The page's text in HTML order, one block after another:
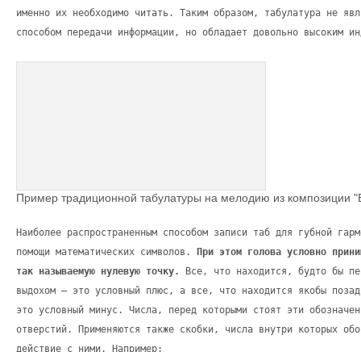
именно их необходимо читать. Таким образом, табулатура не
способом передачи информации, но обладает довольно высоким
Пример традиционной табулатуры на мелодию из композиции
Наиболее распространенным способом записи таб для губной
помощи математических символов.
При этом голова условно
так называемую нулевую точку.
Все, что находится, будто бы
выдохом – это условный плюс, а все, что находится якобы
это условный минус. Числа, перед которыми стоят эти
отверстий. Применяются также скобки, числа внутри которых
действие с ними. Например: